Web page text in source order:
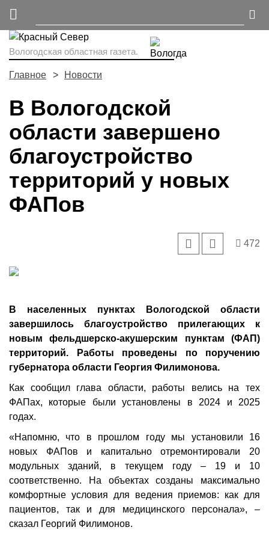
Вологодская областная газета.
Главное Новости
В Вологодской
области завершено
благоустройство
территорий у новых
ФАПов
472
В населенных пунктах Вологодской области
завершилось благоустройство прилегающих к
новым фельдшерско-акушерским пунктам (ФАП)
территорий. Работы проведены по поручению
губернатора области Георгия Филимонова.
Как сообщил глава области, работы велись на тех
ФАПах, которые были установлены в 2024 и 2025
годах.
«Напомню, что в прошлом году мы установили 16
новых ФАПов и капитально отремонтировали 20
модульных зданий, в текущем году – 19 и 10
соответственно. На объектах созданы максимально
комфортные условия для ведения приемов: как для
пациентов, так и для медицинского персонала», –
сказал Георгий Филимонов.